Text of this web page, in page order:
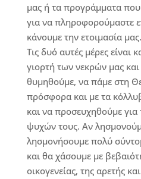
μας ή τα προγράμματα που
για να πληροφορούμαστε
κάνουμε την ετοιμασία μας.
Τις δυό αυτές μέρες είναι
γιορτή των νεκρών μας
θυμηθούμε, να πάμε στη
πρόσφορα και με τα
και να προσευχηθούμε
ψυχών τους. Αν
λησμονήσουμε πολύ
και θα χάσουμε με
οικογενείας, της αρετής